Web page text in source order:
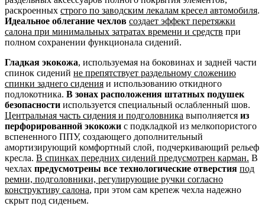
раскроенных строго по заводским лекалам кресел автомобиля.
Идеальное облегание чехлов создает эффект перетяжки
салона при минимальных затратах времени и средств при
полном сохранении функционала сидений.
Гладкая экокожа, используемая на боковинах и задней части
спинок сидений не препятствует раздельному сложению
спинки заднего сидения и использованию откидного
подлокотника. В зонах расположения штатных подушек
безопасности используется специальный ослабленный шов.
Центральная часть сидения и подголовника выполняется из
перфорированной экокожи с подкладкой из мелкопористого
вспененного ППУ, создающего дополнительный
амортизирующий комфортный слой, подчеркивающий рельеф
кресла. В спинках передних сидений предусмотрен карман. В
чехлах предусмотрены все технологические отверстия под
ремни, подголовники, регулирующие ручки согласно
конструктиву салона, при этом сам крепеж чехла надежно
скрыт под сиденьем.